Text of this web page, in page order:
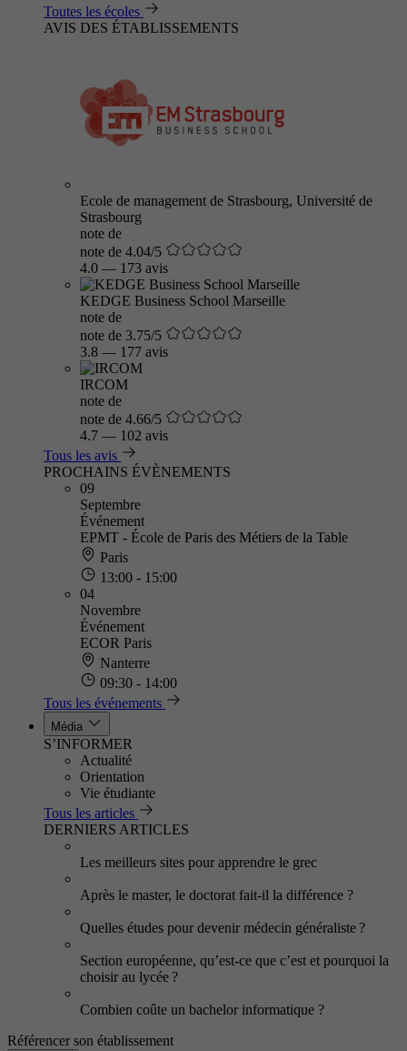
Toutes les écoles
AVIS DES ÉTABLISSEMENTS
Ecole de management de Strasbourg, Université de
Strasbourg
note de
note de 4.04/5
4.0 — 173 avis
KEDGE Business School Marseille
note de
note de 3.75/5
3.8 — 177 avis
IRCOM
note de
note de 4.66/5
4.7 — 102 avis
Tous les avis
PROCHAINS ÉVÈNEMENTS
09
Septembre
Événement
EPMT - École de Paris des Métiers de la Table
Paris
13:00 - 15:00
04
Novembre
Événement
ECOR Paris
Nanterre
09:30 - 14:00
Tous les événements
Média
S’INFORMER
Actualité
Orientation
Vie étudiante
Tous les articles
DERNIERS ARTICLES
Les meilleurs sites pour apprendre le grec
Après le master, le doctorat fait-il la différence ?
Quelles études pour devenir médecin généraliste ?
Section européenne, qu’est-ce que c’est et pourquoi la
choisir au lycée ?
Combien coûte un bachelor informatique ?
Référencer son établissement